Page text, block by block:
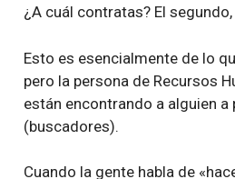
¿A cuál contratas? El
Esto es esencialmente de lo
pero la persona de Recursos
están encontrando a alguien
(buscadores).
Cuando la gente habla de